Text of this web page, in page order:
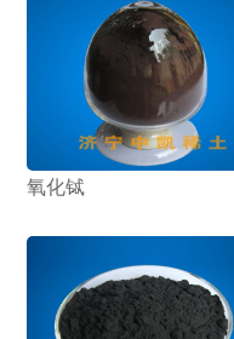
氧化铽